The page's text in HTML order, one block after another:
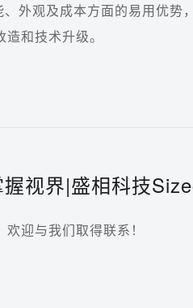
外观及成本方面的易用优势
和技术升级。
视界|盛相科技
发布会成功举办
迎与我们取得联系！